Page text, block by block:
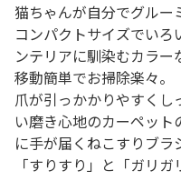
猫ちゃんが自分でグルー
コンパクトサイズでい
ンテリアに馴染むカラー
移動簡単でお掃除楽々。
爪が引っかかりやすくし
い磨き心地のカーペッ
に手が届くねこすりブラ
「すりすり」と「ガリ